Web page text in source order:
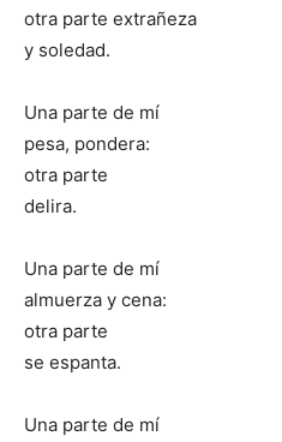
otra parte extrañeza
y soledad.
Una parte de mí
pesa, pondera:
otra parte
delira.
Una parte de mí
almuerza y cena:
otra parte
se espanta.
Una parte de mí